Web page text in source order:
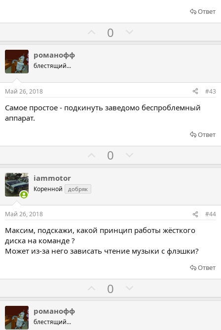
Ответ
о
с
в
а
з
а
0
о
с
в
а
п
р
в
романофф
блестящий...
Май 26, 2018 #43
Самое простое - подкинуть заведомо беспроблемный
аппарат.
Ответ
о
с
в
а
т
а
0
о
с
в
а
т
ь
р
о
iammotor
Коренной добряк
Май 26, 2018 #44
Максим, подскажи, какой принцип работы жёсткого
диска на команде ?
Может из-за него зависать чтение музыки с флэшки?
Ответ
о
0
о
романофф
блестящий...